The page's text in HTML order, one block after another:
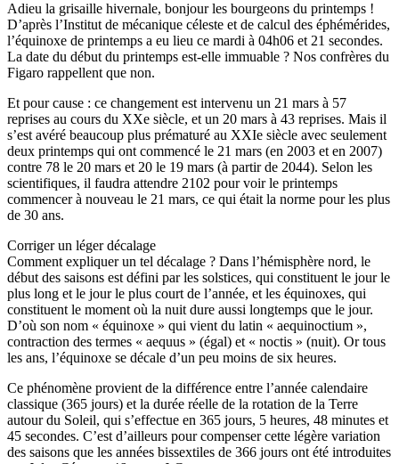
Adieu la grisaille hivernale, bonjour les bourgeons du printemps !
D’après l’Institut de mécanique céleste et de calcul des éphémérides,
l’équinoxe de printemps a eu lieu ce mardi à 04h06 et 21 secondes.
La date du début du printemps est-elle immuable ? Nos confrères du
Figaro rappellent que non.
Et pour cause : ce changement est intervenu un 21 mars à 57
reprises au cours du XXe siècle, et un 20 mars à 43 reprises. Mais il
s’est avéré beaucoup plus prématuré au XXIe siècle avec seulement
deux printemps qui ont commencé le 21 mars (en 2003 et en 2007)
contre 78 le 20 mars et 20 le 19 mars (à partir de 2044). Selon les
scientifiques, il faudra attendre 2102 pour voir le printemps
commencer à nouveau le 21 mars, ce qui était la norme pour les plus
de 30 ans.
Corriger un léger décalage
Comment expliquer un tel décalage ? Dans l’hémisphère nord, le
début des saisons est défini par les solstices, qui constituent le jour le
plus long et le jour le plus court de l’année, et les équinoxes, qui
constituent le moment où la nuit dure aussi longtemps que le jour.
D’où son nom « équinoxe » qui vient du latin « aequinoctium »,
contraction des termes « aequus » (égal) et « noctis » (nuit). Or tous
les ans, l’équinoxe se décale d’un peu moins de six heures.
Ce phénomène provient de la différence entre l’année calendaire
classique (365 jours) et la durée réelle de la rotation de la Terre
autour du Soleil, qui s’effectue en 365 jours, 5 heures, 48 minutes et
45 secondes. C’est d’ailleurs pour compenser cette légère variation
des saisons que les années bissextiles de 366 jours ont été introduites